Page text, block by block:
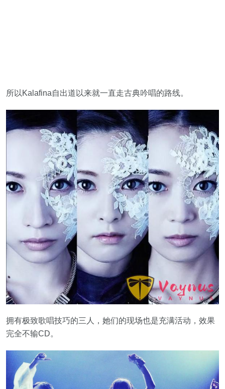
所以Kalafina自出道以来就一直走古典吟唱的路线。
拥有极致歌唱技巧的三人，她们的现场也是充满活动，效果
完全不输CD。